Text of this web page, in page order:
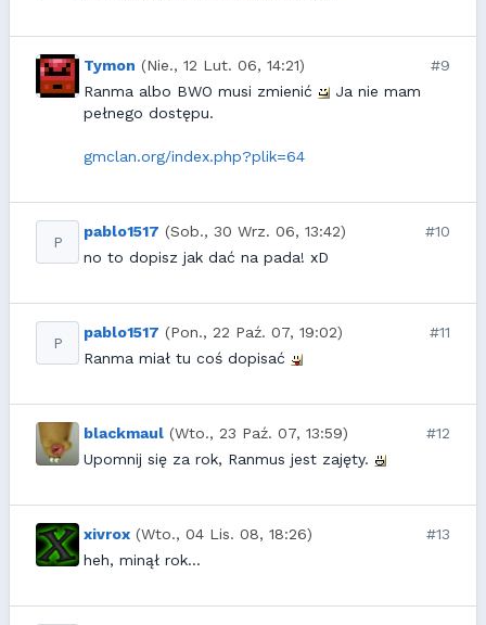
Tymon (Nie., 12 Lut. 06, 14:21)
#9
Ranma albo BWO musi zmienić
Ja nie mam
pełnego dostępu.
gmclan.org/index.php?plik=64
P
pablo1517 (Sob., 30 Wrz. 06, 13:42)
#10
no to dopisz jak dać na pada! xD
P
pablo1517 (Pon., 22 Paź. 07, 19:02)
#11
Ranma miał tu coś dopisać
blackmaul (Wto., 23 Paź. 07, 13:59)
#12
Upomnij się za rok, Ranmus jest zajęty.
xivrox (Wto., 04 Lis. 08, 18:26)
#13
heh, minął rok...